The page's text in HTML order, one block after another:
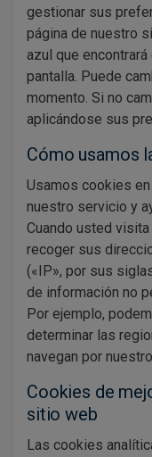
gestionar sus
página de nuestro
azul que
pantalla. Puede
momento. Si no
aplicándose sus
Cómo usamos
Usamos cookies
nuestro servicio y
Cuando usted
recoger sus
(«IP», por sus
de información no
Por ejemplo,
determinar las
navegan por
Cookies de
sitio web
Las cookies